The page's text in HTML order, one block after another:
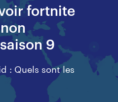
fortnite
9
: Quels sont les